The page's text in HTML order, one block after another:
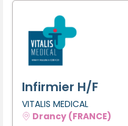
Infirmier H/F
VITALIS MEDICAL
Drancy (FRANCE)